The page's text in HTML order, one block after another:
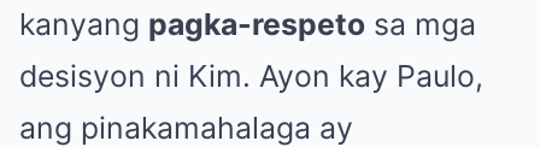
kanyang pagka-respeto sa mga
desisyon ni Kim. Ayon kay Paulo,
ang pinakamahalaga ay